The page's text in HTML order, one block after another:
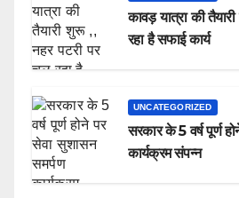
कावड़ यात्रा की
रहा है सफाई कार्य
UNCATEGORIZED
सरकार के 5 वर्ष पूर्ण
कार्यक्रम संपन्न